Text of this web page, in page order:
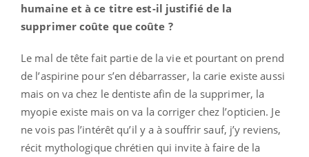
humaine et à ce titre est-il justifié de la
supprimer coûte que coûte ?
Le mal de tête fait partie de la vie et pourtant on prend
de l’aspirine pour s’en débarrasser, la carie existe aussi
mais on va chez le dentiste afin de la supprimer, la
myopie existe mais on va la corriger chez l’opticien. Je
ne vois pas l’intérêt qu’il y a à souffrir sauf, j’y reviens,
récit mythologique chrétien qui invite à faire de la